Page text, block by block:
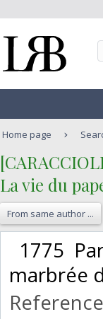
Home page
‎La vie du
From same author ...
1775
marbrée